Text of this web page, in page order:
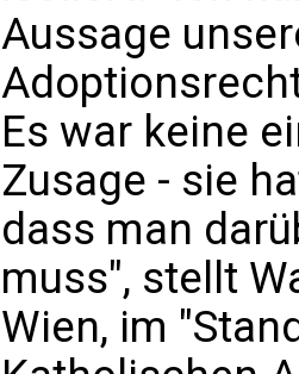
Aussage
Es war keine
Zusage - sie
dass man
muss", stellt
Wien, im